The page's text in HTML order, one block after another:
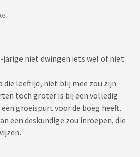
jarige niet dwingen iets wel of niet
die leeftijd, niet blij mee zou zijn
toch groter is bij een volledig
groeispurt voor de boeg heeft.
een deskundige zou inroepen, die